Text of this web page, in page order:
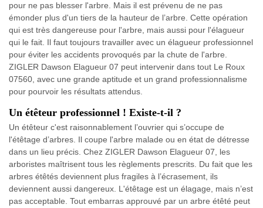
pour ne pas blesser l'arbre. Mais il est prévenu de ne pas
émonder plus d'un tiers de la hauteur de l’arbre. Cette opération
qui est très dangereuse pour l'arbre, mais aussi pour l'élagueur
qui le fait. Il faut toujours travailler avec un élagueur professionnel
pour éviter les accidents provoqués par la chute de l'arbre.
ZIGLER Dawson Elagueur 07 peut intervenir dans tout Le Roux
07560, avec une grande aptitude et un grand professionnalisme
pour pourvoir les résultats attendus.
Un étêteur professionnel ! Existe-t-il ?
Un étêteur c'est raisonnablement l’ouvrier qui s’occupe de
l'étêtage d’arbres. Il coupe l'arbre malade ou en état de détresse
dans un lieu précis. Chez ZIGLER Dawson Elagueur 07, les
arboristes maîtrisent tous les règlements prescrits. Du fait que les
arbres étêtés deviennent plus fragiles à l’écrasement, ils
deviennent aussi dangereux. L'étêtage est un élagage, mais n’est
pas acceptable. Tout embarras approuvé par un arbre étêté peut